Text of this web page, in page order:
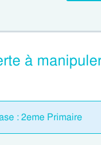
à
: 2eme Primaire